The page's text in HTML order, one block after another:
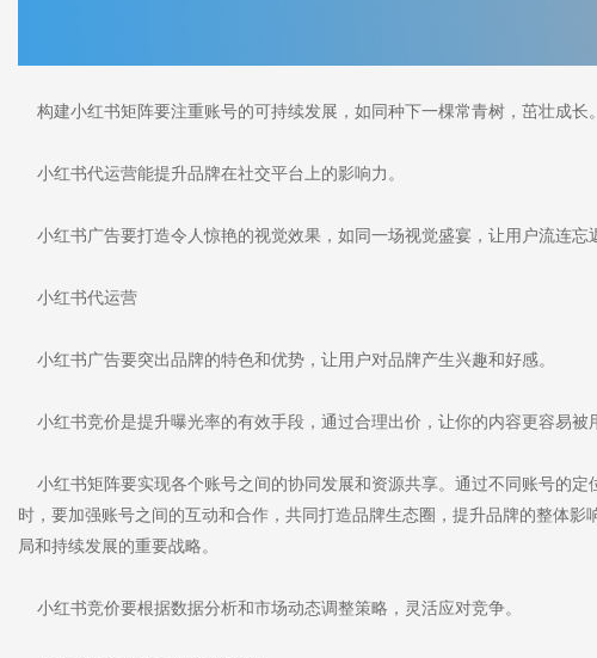
构建小红书矩阵要注重账号的可持续发展，如同种下一棵常青树，茁壮成长。
小红书代运营能提升品牌在社交平台上的影响力。
小红书广告要打造令人惊艳的视觉效果，如同一场视觉盛宴，让用户流连忘
小红书代运营
小红书广告要突出品牌的特色和优势，让用户对品牌产生兴趣和好感。
小红书竞价是提升曝光率的有效手段，通过合理出价，让你的内容更容易被
小红书矩阵要实现各个账号之间的协同发展和资源共享。通过不同账号的定
时，要加强账号之间的互动和合作，共同打造品牌生态圈，提升品牌的整体
局和持续发展的重要战略。
小红书竞价要根据数据分析和市场动态调整策略，灵活应对竞争。